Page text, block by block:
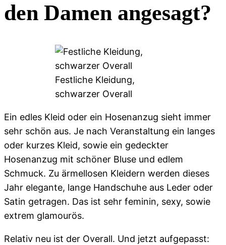
den Damen angesagt?
Festliche Kleidung,
schwarzer Overall
Ein edles Kleid oder ein Hosenanzug sieht immer
sehr schön aus. Je nach Veranstaltung ein langes
oder kurzes Kleid, sowie ein gedeckter
Hosenanzug mit schöner Bluse und edlem
Schmuck. Zu ärmellosen Kleidern werden dieses
Jahr elegante, lange Handschuhe aus Leder oder
Satin getragen. Das ist sehr feminin, sexy, sowie
extrem glamourös.
Relativ neu ist der Overall. Und jetzt aufgepasst: